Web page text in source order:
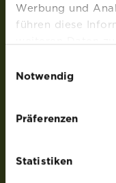
Werbung und
führen diese
weiteren Daten
Nutzung der
Notwendig
Präferenzen
Statistiken
Evergreen Garden
Franz-Brötzner-
ROUNDUP® und
Weedex®, Tomcat®,
EasyGreen®,
der Lizenz von